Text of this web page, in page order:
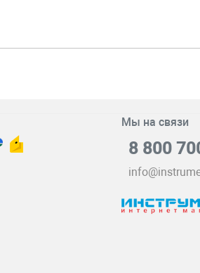
Мы на связи
8 800